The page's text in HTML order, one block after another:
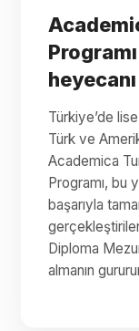
heyecanı
Türkiye’de
Türk ve
Academica
Programı, bu
başarıyla
Diploma
almanın